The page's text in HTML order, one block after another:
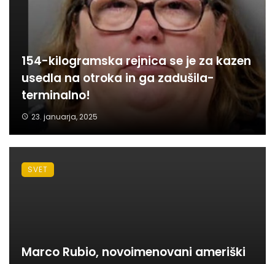
154-kilogramska rejnica se je za kazen
usedla na otroka in ga zadušila-
terminalno!
23. januarja, 2025
Marco Rubio, novoimenovani ameriški
SVET